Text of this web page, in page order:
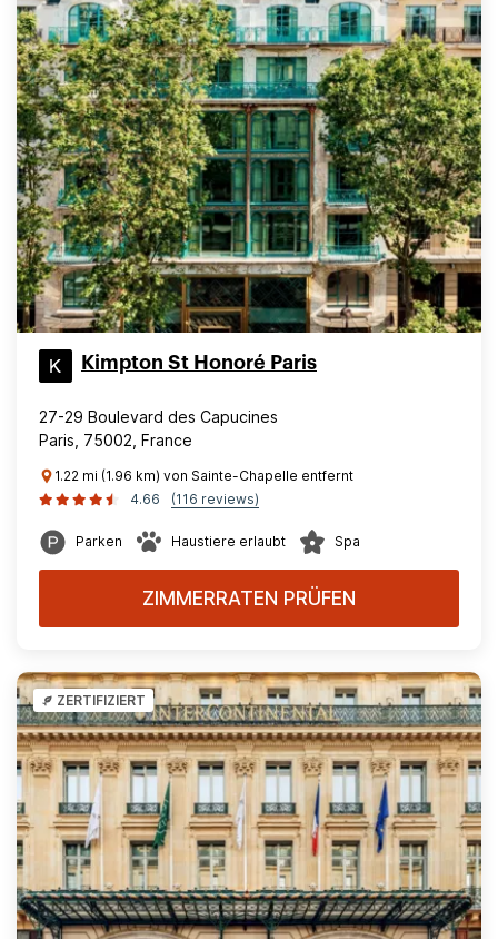
Kimpton St Honoré Paris
27-29 Boulevard des Capucines
Paris, 75002, France
1.22 mi (1.96 km) von Sainte-Chapelle entfernt
4.66
(116 reviews)
Parken Haustiere erlaubt Spa
ZIMMERRATEN PRÜFEN
ZERTIFIZIERT